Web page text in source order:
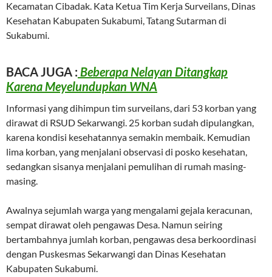
Kecamatan Cibadak. Kata Ketua Tim Kerja Surveilans, Dinas
Kesehatan Kabupaten Sukabumi, Tatang Sutarman di
Sukabumi.
BACA JUGA : Beberapa Nelayan Ditangkap
Karena Meyelundupkan WNA
Informasi yang dihimpun tim surveilans, dari 53 korban yang
dirawat di RSUD Sekarwangi. 25 korban sudah dipulangkan,
karena kondisi kesehatannya semakin membaik. Kemudian
lima korban, yang menjalani observasi di posko kesehatan,
sedangkan sisanya menjalani pemulihan di rumah masing-
masing.
Awalnya sejumlah warga yang mengalami gejala keracunan,
sempat dirawat oleh pengawas Desa. Namun seiring
bertambahnya jumlah korban, pengawas desa berkoordinasi
dengan Puskesmas Sekarwangi dan Dinas Kesehatan
Kabupaten Sukabumi.